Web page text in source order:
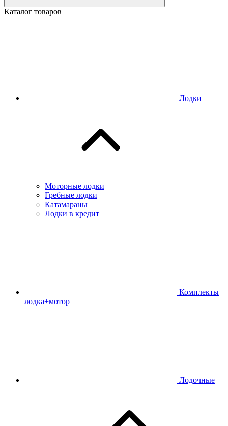
Каталог товаров
Лодки
Моторные лодки
Гребные лодки
Катамараны
Лодки в кредит
Комплекты
лодка+мотор
Лодочные